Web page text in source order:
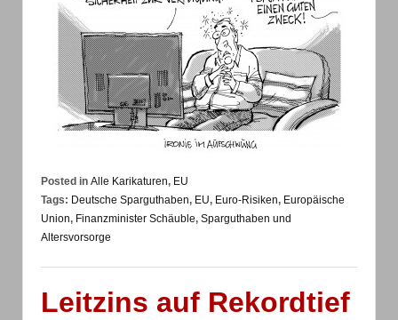
Posted in Alle Karikaturen, EU
Tags: Deutsche Sparguthaben, EU, Euro-Risiken, Europäische
Union, Finanzminister Schäuble, Sparguthaben und
Altersvorsorge
Leitzins auf Rekordtief